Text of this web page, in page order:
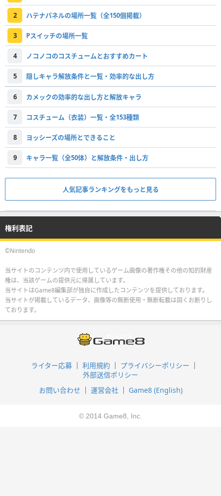
2 ハテナパネルの場所一覧（全150個掲載）
3 Pスイッチの場所一覧
4 ノコノコのコスチュームとおすすめカート
5 隠しキャラ解放条件と一覧・効率的な出し方
6 カメックの効率的な出し方と解放キャラ
7 コスチューム（衣装）一覧・全153種類
8 ヨッシーズの場所とできること
9 キャラ一覧（全50体）と解放条件・出し方
人気記事ランキングをもっと見る
権利表記
©Nintendo
当サイトのコンテンツ内で使用しているゲーム画像の著作権その他の知的財産
権は、当該ゲームの提供元に帰属しています。
当サイトはGame8編集部が独自に作成したコンテンツを提供しております。
当サイトが掲載しているデータ、画像等の無断使用・無断転載は固くお断りし
ております。
ライター応募 利用規約
プライバシーポリシー
外部送信ポリシー
お問い合わせ
運営会社 Game8 (English)
© 2014 Game8, Inc.